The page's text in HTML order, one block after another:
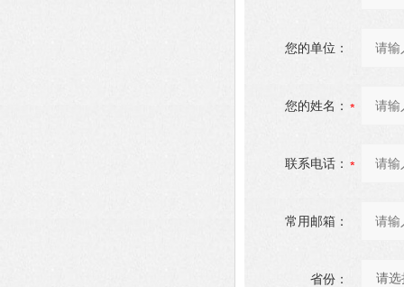
您的单位：
您的姓名：
联系电话：
常用邮箱：
省份：